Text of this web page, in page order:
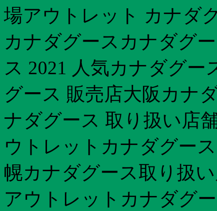
場アウトレット カナダ
カナダグースカナダグ
ス 2021 人気カナダグ
グース 販売店大阪カナ
ナダグース 取り扱い店
ウトレットカナダグー
幌カナダグース取り扱
アウトレットカナダグ